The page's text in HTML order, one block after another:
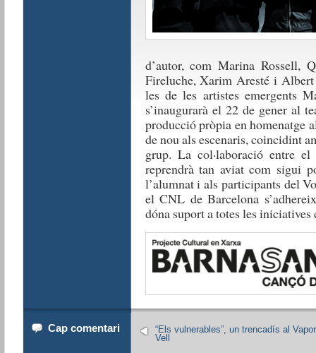
d’autor, com Marina Rossell,
Fireluche, Xarim Aresté i Albert
les de les artistes emergents
s’inaugurarà el 22 de gener al
producció pròpia en homenatge
de nou als escenaris, coincidint
grup. La col·laboració entre
reprendrà tan aviat com sigui
l’alumnat i als participants del
el CNL de Barcelona
dóna suport a totes les
Cap comentari
“Els vulnerables”, un trencadís al Vapor
Vell